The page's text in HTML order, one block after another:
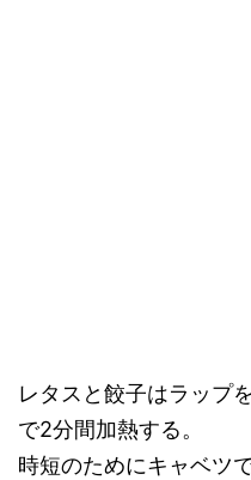
レタスと餃子はラップ
で2分間加熱する。
時短のためにキャベツ